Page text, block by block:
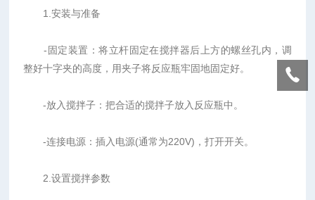
1.安装与准备
-固定装置：将立杆固定在搅拌器后上方的螺丝孔内，调
整好十字夹的高度，用夹子将反应瓶牢固地固定好。
-放入搅拌子：把合适的搅拌子放入反应瓶中。
-连接电源：插入电源(通常为220V)，打开开关。
2.设置搅拌参数